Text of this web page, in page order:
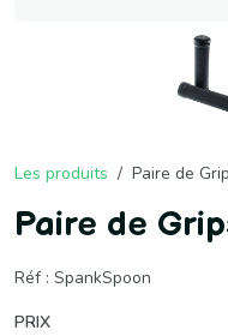
Les produits Paire de
Paire de
Réf : SpankSpoon
PRIX